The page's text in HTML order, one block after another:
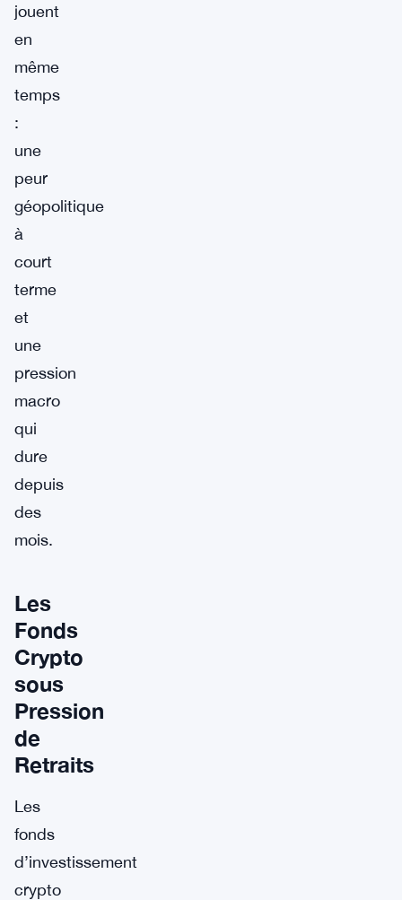
jouent
en
même
temps
:
une
peur
géopolitique
à
court
terme
et
une
pression
macro
qui
dure
depuis
des
mois.
Les
Fonds
Crypto
sous
Pression
de
Retraits
Les
fonds
d’investissement
crypto